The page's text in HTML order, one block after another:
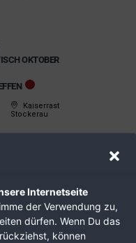
Internetseite
der Verwendung zu,
dürfen. Wenn Du das
können
OKTOBER
Kaiserrast
Stockerau
Messe
Stuttgart